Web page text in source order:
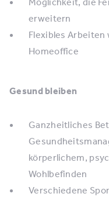
erweitern
Flexibles
Homeoffice
Gesund bleiben
Ganzheitliches
körperlichem,
Wohlbefinden
Verschiedene